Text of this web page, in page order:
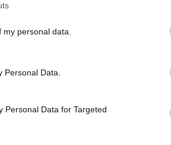
personal data.
Data.
Personal Data for Targeted
būtų naudojamos tik
o jų naudojimas –
narė Kristina Mikoliūnienė.